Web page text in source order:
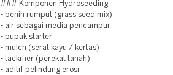
### Komponen Hydroseeding
- benih rumput (grass seed mix)
- air sebagai media pencampur
- pupuk starter
- mulch (serat kayu / kertas)
- tackifier (perekat tanah)
- aditif pelindung erosi